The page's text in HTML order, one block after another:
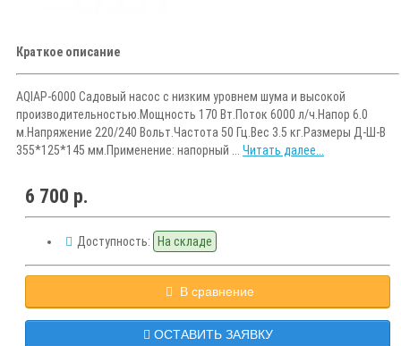
Краткое описание
AQIAP-6000 Садовый насос с низким уровнем шума и высокой
производительностью.Мощность 170 Вт.Поток 6000 л/ч.Напор 6.0
м.Напряжение 220/240 Вольт.Частота 50 Гц.Вес 3.5 кг.Размеры Д-Ш-В
355*125*145 мм.Применение: напорный ... Читать далее...
6 700 р.
Доступность: На складе
В сравнение
ОСТАВИТЬ ЗАЯВКУ